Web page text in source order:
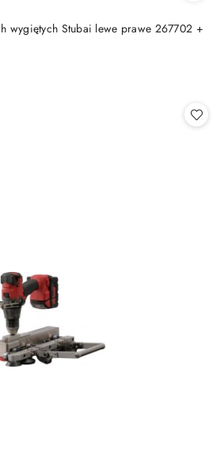
wygiętych Stubai lewe prawe 267702 +